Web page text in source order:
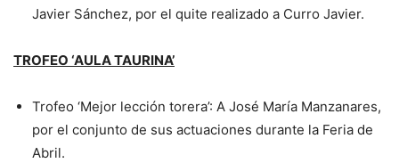
Javier Sánchez, por el quite realizado a Curro Javier.
TROFEO ‘AULA TAURINA’
Trofeo ‘Mejor lección torera’: A José María Manzanares,
por el conjunto de sus actuaciones durante la Feria de
Abril.